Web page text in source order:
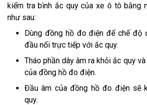
kiểm tra bình ắc quy của xe ô tô bằng
như sau:
Dùng đồng hồ đo điện để chế độ
đầu nối trực tiếp với ắc quy.
Tháo phần dây âm ra khỏi ắc quy
của đồng hồ đo điện.
Đầu âm của đồng hồ đo điện sẽ
quy.